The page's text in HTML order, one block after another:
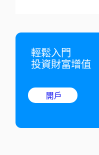
輕鬆入門
投資財富增值
開戶